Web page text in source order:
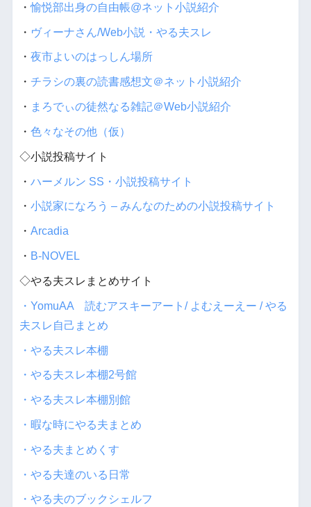
・愉悦部出身の自由帳@ネット小説紹介
・ ヴィーナさん/Web小説・やる夫スレ
・ 夜市よいのはっしん場所
・ チラシの裏の読書感想文＠ネット小説紹介
・ まろでぃの徒然なる雑記＠Web小説紹介
・ 色々なその他（仮）
◇小説投稿サイト
・ ハーメルン SS・小説投稿サイト
・ 小説家になろう – みんなのための小説投稿サイト
・ Arcadia
・ B-NOVEL
◇やる夫スレまとめサイト
・YomuAA 読むアスキーアート/ よむえーえー / やる
夫スレ自己まとめ
・やる夫スレ本棚
・やる夫スレ本棚2号館
・やる夫スレ本棚別館
・暇な時にやる夫まとめ
・やる夫まとめくす
・やる夫達のいる日常
・やる夫のブックシェルフ